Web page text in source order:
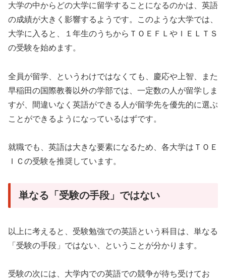
大学の中からどの大学に留学することになるのかは、英語
の成績が大きく影響するようです。このような大学では、
大学に入ると、１年生のうちからＴＯＥＦＬやＩＥＬＴＳ
の受験を始めます。
全員が留学、というわけではなくても、慶応や上智、また
早稲田の国際教養以外の学部では、一定数の人が留学しま
すが、間違いなく英語ができる人が留学先を優先的に選ぶ
ことができるようになっているはずです。
就職でも、英語は大きな要素になるため、各大学はＴＯＥ
ＩＣの受験を推奨しています。
単なる「受験の手段」ではない
以上に考えると、受験勉強での英語という科目は、単なる
「受験の手段」ではない、ということが分かります。
受験の次には、大学内での英語での競争が待ち受けてお